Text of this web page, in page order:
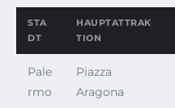
STA
DT
HAUPTATTRAK
TION
Pale
rmo
Piazza
Aragona